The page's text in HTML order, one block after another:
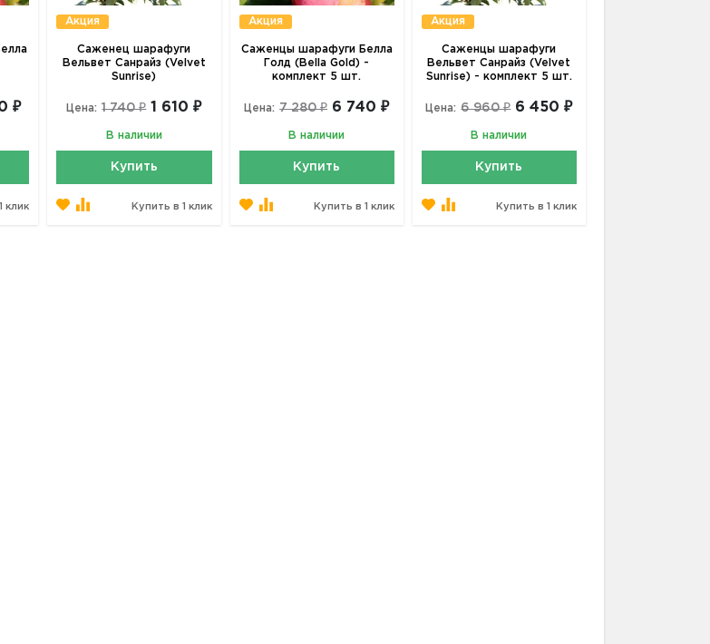
₽
клик
Акция
Саженец шарафуги
Вельвет Санрайз (Velvet
Sunrise)
Цена: 1 740 ₽ 1 610 ₽
В наличии
Купить
Купить в 1 клик
Акция
Саженцы шарафуги Белла
Голд (Bella Gold) -
комплект 5 шт.
Цена: 7 280 ₽ 6 740 ₽
В наличии
Купить
Купить в 1 клик
Акция
Саженцы шарафуги
Вельвет Санрайз (Velvet
Sunrise) - комплект 5 шт.
Цена: 6 960 ₽ 6 450 ₽
В наличии
Купить
Купить в 1 клик